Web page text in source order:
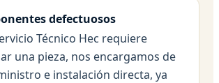
defectuosos
Técnico Hec requiere
una pieza, nos encargamos de
e instalación directa, ya